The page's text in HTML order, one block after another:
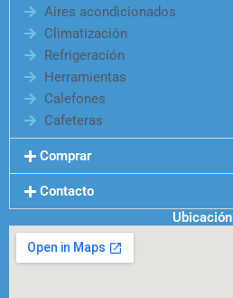
Aires acondicionados
Climatización
Refrigeración
Herramientas
Calefones
Cafeteras
Comprar
Contacto
Ubicación